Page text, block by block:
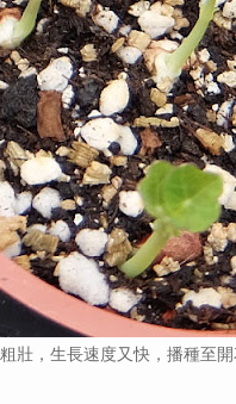
壯，生長速度又快，播種至